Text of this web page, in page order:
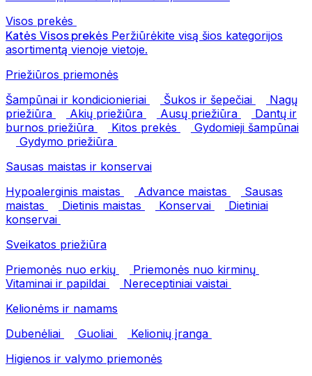
Visos prekės
Katės Visos prekės Peržiūrėkite visą šios kategorijos
asortimentą vienoje vietoje.
Priežiūros priemonės
Šampūnai ir kondicionieriai
Šukos ir šepečiai
Nagų
priežiūra
Akių priežiūra Ausų priežiūra
Dantų ir
burnos priežiūra
Kitos prekės
Gydomieji šampūnai
Gydymo priežiūra
Sausas maistas ir konservai
Hypoalerginis maistas
Advance maistas
Sausas
maistas
Dietinis maistas Konservai
Dietiniai
konservai
Sveikatos priežiūra
Priemonės nuo erkių
Priemonės nuo kirminų
Vitaminai ir papildai
Nereceptiniai vaistai
Kelionėms ir namams
Dubenėliai
Guoliai
Kelionių įranga
Higienos ir valymo priemonės